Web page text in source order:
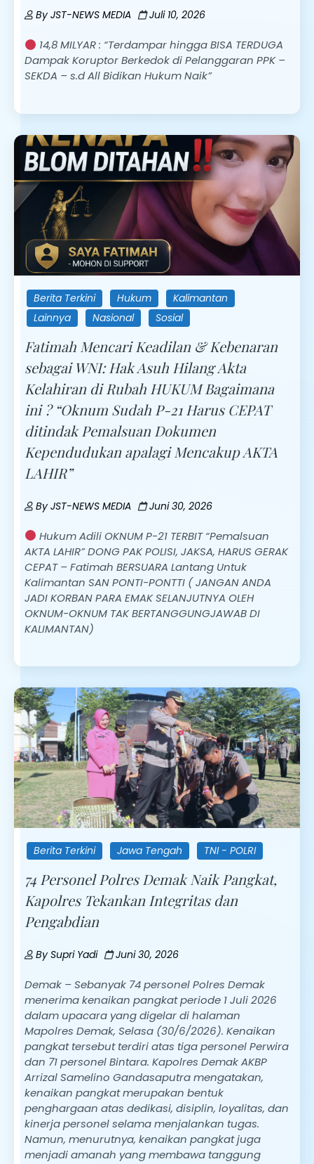
ByJST-NEWS MEDIA Juli 10, 2026
14,8 MILYAR : “Terdampar hingga BISA TERDUGA
Dampak Koruptor Berkedok di Pelanggaran PPK –
SEKDA – s.d All Bidikan Hukum Naik”
Berita Terkini Hukum
Kalimantan
Lainnya
Nasional Sosial
Fatimah Mencari Keadilan & Kebenaran
sebagai WNI: Hak Asuh Hilang Akta
Kelahiran di Rubah HUKUM Bagaimana
ini ? “Oknum Sudah P-21 Harus CEPAT
ditindak Pemalsuan Dokumen
Kependudukan apalagi Mencakup AKTA
LAHIR”
ByJST-NEWS MEDIA Juni 30, 2026
Hukum Adili OKNUM P-21 TERBIT “Pemalsuan
AKTA LAHIR” DONG PAK POLISI, JAKSA, HARUS GERAK
CEPAT – Fatimah BERSUARA Lantang Untuk
Kalimantan SAN PONTI-PONTTI ( JANGAN ANDA
JADI KORBAN PARA EMAK SELANJUTNYA OLEH
OKNUM-OKNUM TAK BERTANGGUNGJAWAB DI
KALIMANTAN)
Berita Terkini Jawa Tengah TNI - POLRI
74 Personel Polres Demak Naik Pangkat,
Kapolres Tekankan Integritas dan
Pengabdian
By Supri Yadi Juni 30, 2026
Demak – Sebanyak 74 personel Polres Demak
menerima kenaikan pangkat periode 1 Juli 2026
dalam upacara yang digelar di halaman
Mapolres Demak, Selasa (30/6/2026). Kenaikan
pangkat tersebut terdiri atas tiga personel Perwira
dan 71 personel Bintara. Kapolres Demak AKBP
Arrizal Samelino Gandasaputra mengatakan,
kenaikan pangkat merupakan bentuk
penghargaan atas dedikasi, disiplin, loyalitas, dan
kinerja personel selama menjalankan tugas.
Namun, menurutnya, kenaikan pangkat juga
menjadi amanah yang membawa tanggung